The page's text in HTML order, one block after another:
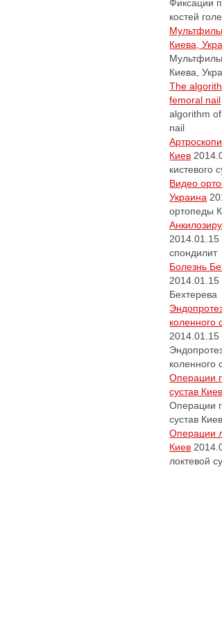
Фиксации
костей
Киева,
Киева,
The
femoral nail
algorithm
nail
Киев
кистевого
Видео
Украина
ортопеды
2014.01.15
спондилит
Болезнь
2014.01.15
Бехтерева
коленного
2014.01.15
коленного
Операции
сустав Киев
Операции
сустав Киев
Операции
Киев
локтевой